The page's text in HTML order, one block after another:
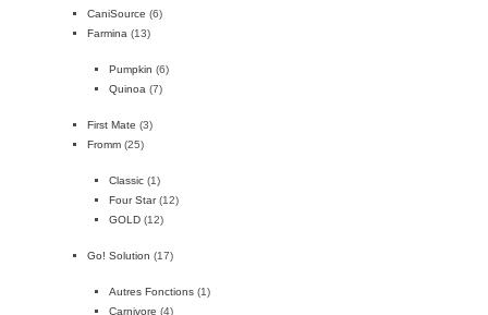
CaniSource (6)
Farmina (13)
Pumpkin (6)
Quinoa (7)
First Mate (3)
Fromm (25)
Classic (1)
Four Star (12)
GOLD (12)
Go! Solution (17)
Autres Fonctions (1)
Carnivore (4)